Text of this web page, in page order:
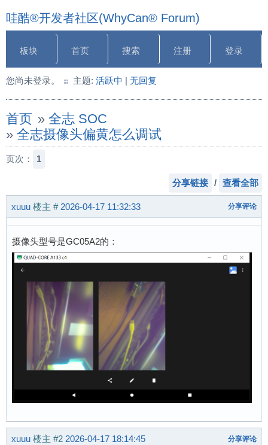
哇酷®开发者社区(WhyCan® Forum)
板块 首页 搜索 注册 登录
您尚未登录。 主题: 活跃中 | 无回复
首页 » 全志 SOC
» 全志摄像头偏黄怎么调试
页次： 1
分享链接 / 查看全部
xuuu 楼主 # 2026-04-17 11:32:33 分享评论
摄像头型号是GC05A2的：
xuuu 楼主 #2 2026-04-17 18:14:45 分享评论